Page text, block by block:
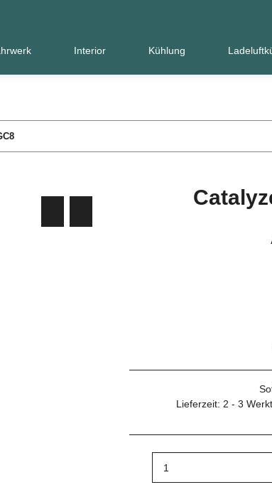
Interior Kühlung
Lieferzeit: 2 - 3